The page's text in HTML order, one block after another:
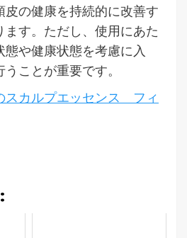
の健康を持続的に改善す
ます。ただし、使用にあた
や健康状態を考慮に入
ことが重要です。
スカルプエッセンス フィ